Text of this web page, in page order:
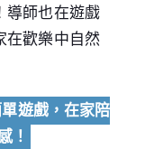
導師也在遊戲
在歡樂中自然
遊戲，在家陪
！